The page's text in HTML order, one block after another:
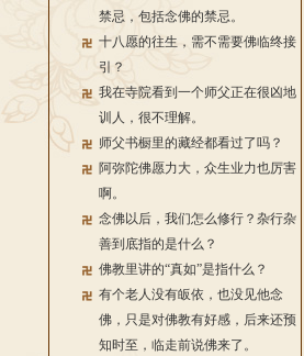
禁忌，包括念佛的禁忌。
十八愿的往生，需不需要佛临终接
引？
我在寺院看到一个师父正在很凶地
训人，很不理解。
师父书橱里的藏经都看过了吗？
阿弥陀佛愿力大，众生业力也厉害
啊。
念佛以后，我们怎么修行？杂行杂
善到底指的是什么？
佛教里讲的“真如”是指什么？
有个老人没有皈依，也没见他念
佛，只是对佛教有好感，后来还预
知时至，临走前说佛来了。